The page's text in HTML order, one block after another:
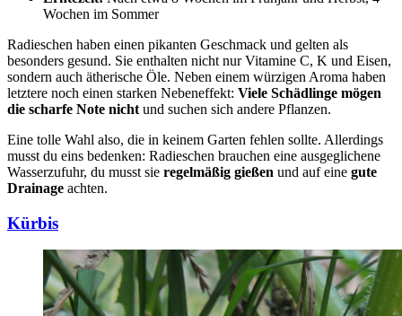
Wochen im Sommer
Radieschen haben einen pikanten Geschmack und gelten als
besonders gesund. Sie enthalten nicht nur Vitamine C, K und Eisen,
sondern auch ätherische Öle. Neben einem würzigen Aroma haben
letztere noch einen starken Nebeneffekt: Viele Schädlinge mögen
die scharfe Note nicht und suchen sich andere Pflanzen.
Eine tolle Wahl also, die in keinem Garten fehlen sollte. Allerdings
musst du eins bedenken: Radieschen brauchen eine ausgeglichene
Wasserzufuhr, du musst sie regelmäßig gießen und auf eine gute
Drainage achten.
Kürbis